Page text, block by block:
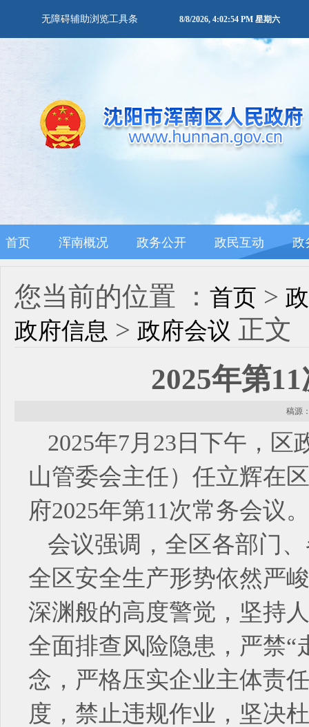
无障碍辅助浏览工具条 8/8/2026, 4:02:54 PM 星期六
首页 浑南概况 政务公开 政民互动 政
您当前的位置 ： 首页 >
政府信息 > 政府会议 正文
2025年第
稿源
2025年7月23日下午，
山管委会主任）任立辉在
府2025年第11次常务会议。
会议强调，全区各部门
全区安全生产形势依然严
深渊般的高度警觉，坚持
全面排查风险隐患，严禁“
念，严格压实企业主体责
度，禁止违规作业，坚决